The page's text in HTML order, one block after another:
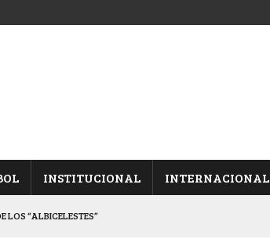
INSTITUCIONAL INTERNACIONAL
LOS “ALBICELESTES”